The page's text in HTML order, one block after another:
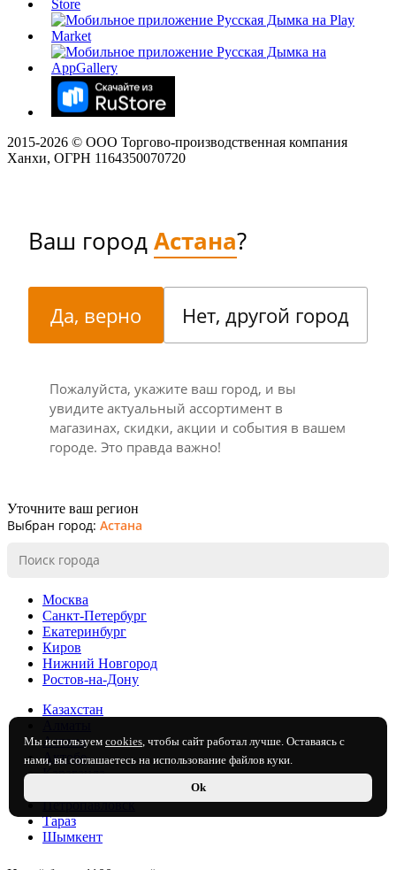
Мы используем cookies, чтобы сайт работал лучше. Оставаясь с
нами, вы соглашаетесь на использование файлов куки.
Ok
2015-2026 © ООО Торгово-производственная компания
Ханхи, ОГРН 1164350070720
Ваш городАстана?
Да, верно Нет, другой город
Пожалуйста, укажите ваш город, и вы
увидите актуальный ассортимент в
магазинах, скидки, акции и события в вашем
городе. Это правда важно!
Уточните ваш регион
Выбран город: Астана
Москва
Санкт-Петербург
Екатеринбург
Киров
Нижний Новгород
Ростов-на-Дону
Казахстан
Астана
Актобе
Караганда
Петропавловск
Тараз
Шымкент